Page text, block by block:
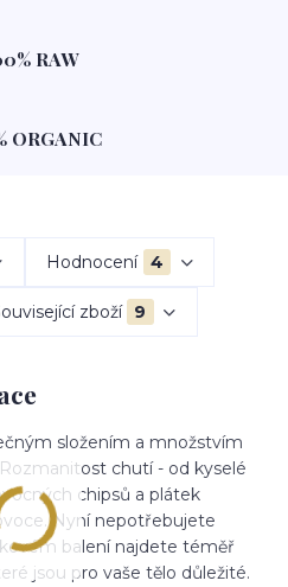
RAW
ORGANIC
Hodnocení 4
zboží 9
složením a množstvím
Rozmanitost chutí - od kyselé
chipsů a plátek
Nyní nepotřebujete
balení najdete téměř
jsou pro vaše tělo důležité.